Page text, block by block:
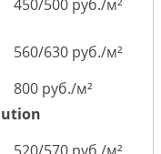
450/500 руб./м²
560/630 руб./м²
800 руб./м²